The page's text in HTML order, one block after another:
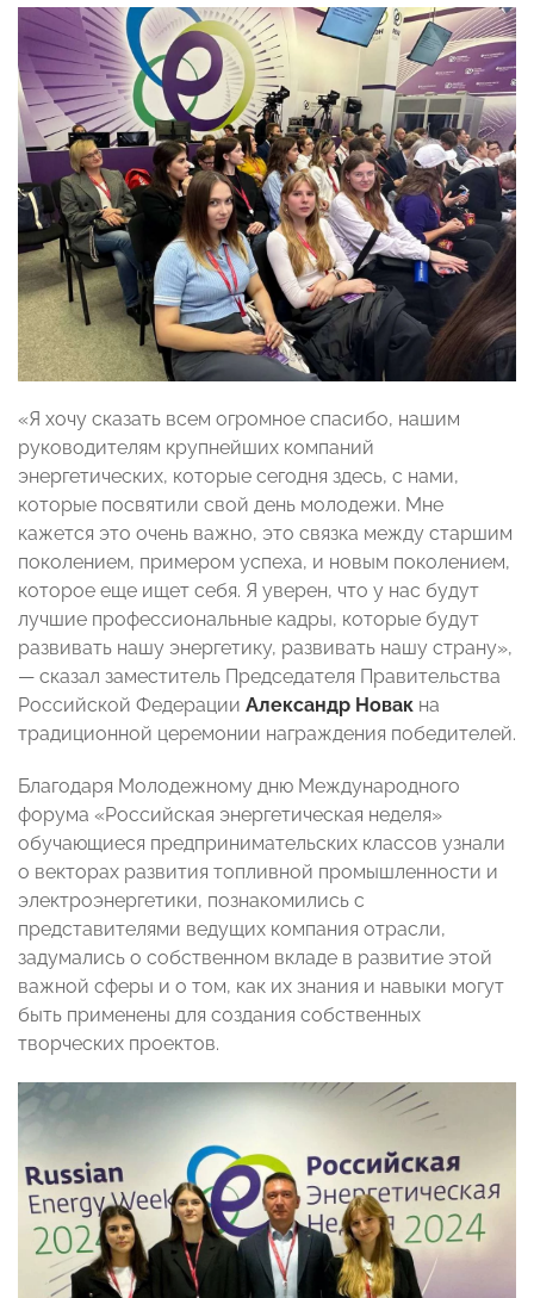
«Я хочу сказать всем огромное спасибо, нашим
руководителям крупнейших компаний
энергетических, которые сегодня здесь, с нами,
которые посвятили свой день молодежи. Мне
кажется это очень важно, это связка между старшим
поколением, примером успеха, и новым поколением,
которое еще ищет себя. Я уверен, что у нас будут
лучшие профессиональные кадры, которые будут
развивать нашу энергетику, развивать нашу страну»,
— сказал заместитель Председателя Правительства
Российской Федерации Александр Новак на
традиционной церемонии награждения победителей.
Благодаря Молодежному дню Международного
форума «Российская энергетическая неделя»
обучающиеся предпринимательских классов узнали
о векторах развития топливной промышленности и
электроэнергетики, познакомились с
представителями ведущих компания отрасли,
задумались о собственном вкладе в развитие этой
важной сферы и о том, как их знания и навыки могут
быть применены для создания собственных
творческих проектов.